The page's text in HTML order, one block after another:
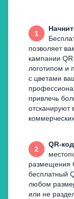
1
позволяет
кампании
логотипом и
с цветами
привлечь
отсканируют
2
QR-
размещения
бесплатный
любом
или не